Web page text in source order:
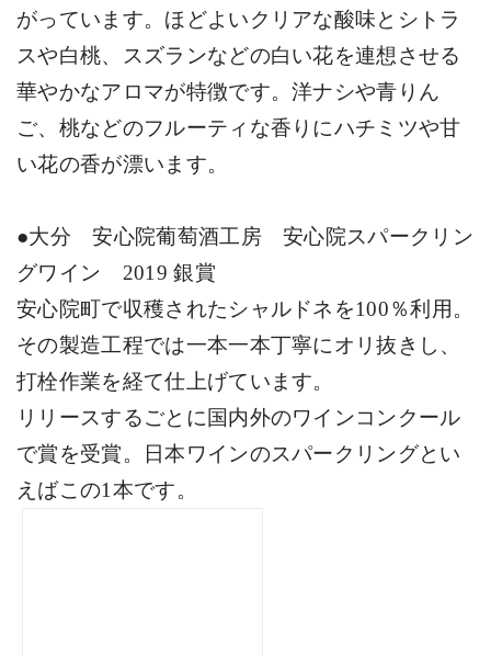
がっています。ほどよいクリアな酸味とシトラ
スや白桃、スズランなどの白い花を連想させる
華やかなアロマが特徴です。洋ナシや青りん
ご、桃などのフルーティな香りにハチミツや甘
い花の香が漂います。
●大分 安心院葡萄酒工房 安心院スパークリン
グワイン 2019銀賞
安心院町で収穫されたシャルドネを100％利用。
その製造工程では一本一本丁寧にオリ抜きし、
打栓作業を経て仕上げています。
リリースするごとに国内外のワインコンクール
で賞を受賞。日本ワインのスパークリングとい
えばこの1 本です。